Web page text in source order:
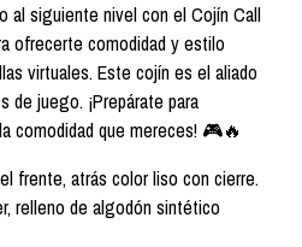
al siguiente nivel con el Cojín Call
ofrecerte comodidad y estilo
virtuales. Este cojín es el aliado
de juego. ¡Prepárate para
comodidad que mereces! 🎮🔥
frente, atrás color liso con cierre.
relleno de algodón sintético